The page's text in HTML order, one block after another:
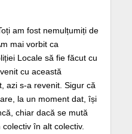
am fost nemulțumiți de
mai vorbit ca
Locale să fie făcut cu
cu această
azi s-a revenit. Sigur că
la un moment dat, își
chiar dacă se mută
în alt colectiv.